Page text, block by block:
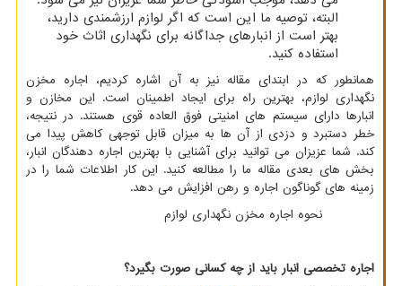
البته، توصیه ما این است که اگر لوازم ارزشمندی دارید،
بهتر است از انبارهای جداگانه برای نگهداری اثاث خود
استفاده کنید.
همانطور که در ابتدای مقاله نیز به آن اشاره کردیم، اجاره مخزن
نگهداری لوازم، بهترین راه برای ایجاد اطمینان است. این مخازن و
انبارها دارای سیستم های امنیتی فوق العاده قوی هستند. در نتیجه،
خطر دستبرد و دزدی از آن ها به میزان قابل توجهی کاهش پیدا می
کند. شما عزیزان می توانید برای آشنایی با بهترین اجاره دهندگان انبار،
بخش های بعدی مقاله ما را مطالعه کنید. این کار اطلاعات شما را در
زمینه های گوناگون اجاره و رهن افزایش می دهد.
نحوه اجاره مخزن نگهداری لوازم
اجاره تخصصی انبار باید از چه کسانی صورت بگیرد؟